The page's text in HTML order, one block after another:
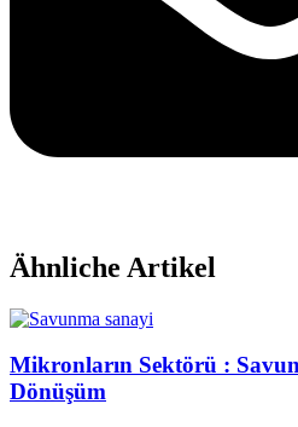
Ähnliche Artikel
Mikronların Sektörü :
Dönüşüm